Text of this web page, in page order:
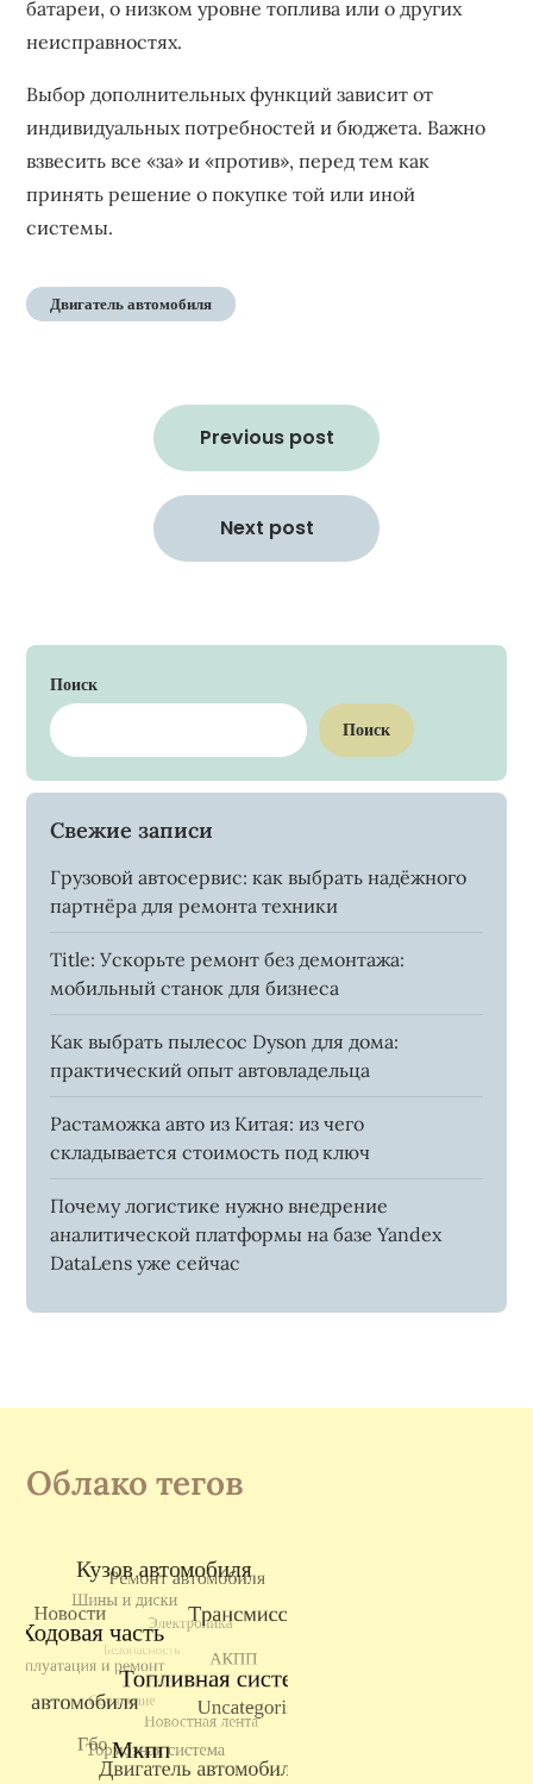
батареи, о низком уровне топлива или о других
неисправностях.
Выбор дополнительных функций зависит от
индивидуальных потребностей и бюджета. Важно
взвесить все «за» и «против», перед тем как
принять решение о покупке той или иной
системы.
Двигатель автомобиля
Previous post
Next post
Поиск
Поиск
Свежие записи
Грузовой автосервис: как выбрать надёжного
партнёра для ремонта техники
Title: Ускорьте ремонт без демонтажа:
мобильный станок для бизнеса
Как выбрать пылесос Dyson для дома:
практический опыт автовладельца
Растаможка авто из Китая: из чего
складывается стоимость под ключ
Почему логистике нужно внедрение
аналитической платформы на базе Yandex
DataLens уже сейчас
Облако тегов